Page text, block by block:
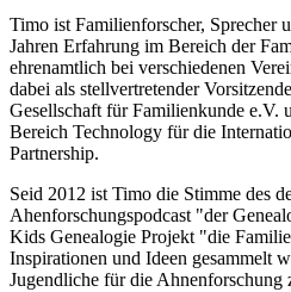
Timo ist Familienforscher, Sprecher
Jahren Erfahrung im Bereich der
ehrenamtlich bei verschiedenen
dabei als stellvertretender
Gesellschaft für Familienkunde e.V.
Bereich Technology für die
Partnership.
Seid 2012 ist Timo die Stimme des
Ahenforschungspodcast "der
Kids Genealogie Projekt "die
Inspirationen und Ideen gesammelt
Jugendliche für die Ahnenforschung